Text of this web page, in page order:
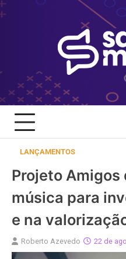
Skip
to
LANÇAMENTOS
Projeto Amigos
música para
e na
Roberto Azevedo 22 de